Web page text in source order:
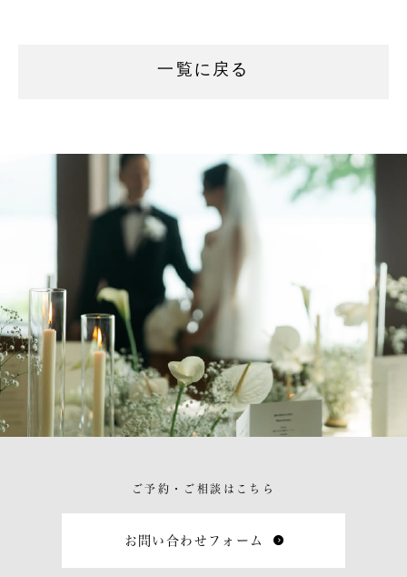
一覧に戻る
ご予約・ご相談はこちら
お問い合わせフォーム